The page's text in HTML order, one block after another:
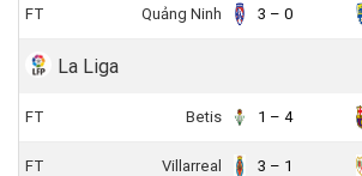
FT Quảng Ninh 3 – 0
La Liga
FT Betis 1 – 4
FT Villarreal 3 – 1